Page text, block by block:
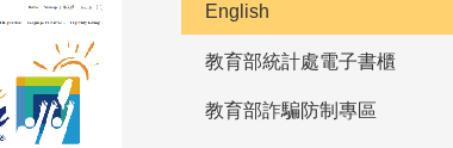
English
教育部統計處電子書櫃
教育部詐騙防制專區